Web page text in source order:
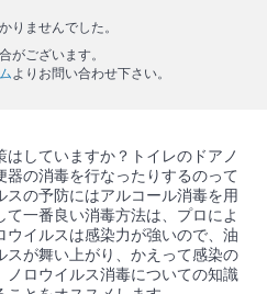
りませんでした。
がございます。
よりお問い合わせ下さい。
はしていますか？トイレのドアノ
器の消毒を行なったりするのって
の予防にはアルコール消毒を用
一番良い消毒方法は、プロによ
ウイルスは感染力が強いので、油
スが舞い上がり、かえって感染の
ノロウイルス消毒についての知識